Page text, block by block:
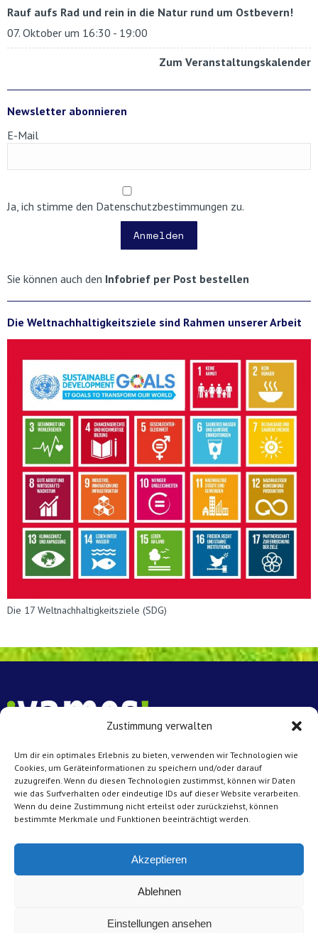
Zustimmung verwalten
Um dir ein optimales Erlebnis zu bieten, verwenden wir Technologien wie
Cookies, um Geräteinformationen zu speichern und/oder darauf
zuzugreifen. Wenn du diesen Technologien zustimmst, können wir Daten
wie das Surfverhalten oder eindeutige IDs auf dieser Website verarbeiten.
Wenn du deine Zustimmung nicht erteilst oder zurückziehst, können
bestimmte Merkmale und Funktionen beeinträchtigt werden.
Akzeptieren
Ablehnen
Einstellungen ansehen
Rauf aufs Rad und rein in die Natur rund um Ostbevern!
07. Oktober um 16:30 - 19:00
Zum Veranstaltungskalender
Newsletter abonnieren
E-Mail
Ja, ich stimme den Datenschutzbestimmungen zu.
Anmelden
Sie können auch den Infobrief per Post bestellen
Die Weltnachhaltigkeitsziele sind Rahmen unserer Arbeit
Die 17 Weltnachhaltigkeitsziele (SDG)
Vamos e.V. Münster
Achtermannstr. 10 – 12
48143 Münster
Kontakt
E-Mail: